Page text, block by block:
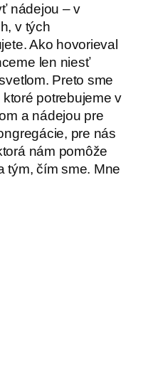
nádejou – v
v tých
Ako hovorieval
len niesť
Preto sme
potrebujeme v
a nádejou pre
pre nás
nám pomôže
tým, čím sme. Mne